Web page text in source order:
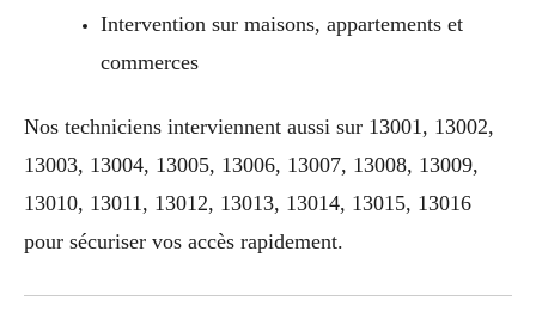
Intervention sur maisons, appartements et
commerces
Nos techniciens interviennent aussi sur 13001, 13002,
13003, 13004, 13005, 13006, 13007, 13008, 13009,
13010, 13011, 13012, 13013, 13014, 13015, 13016
pour sécuriser vos accès rapidement.